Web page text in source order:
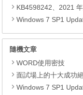
KB4598242、2021 年第一個 Windows 10
Windows 7 SP1
隨機文章
WORD使用密技
面試場上的十大成功
Windows 7 SP1